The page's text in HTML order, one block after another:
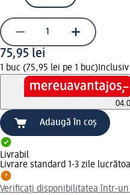
75,95 lei
1 buc (75,95 lei pe 1 buc)
Adaugă în coș
Livrabil
Livrare standard 1-3 zile
Verificați disponibilitatea într-